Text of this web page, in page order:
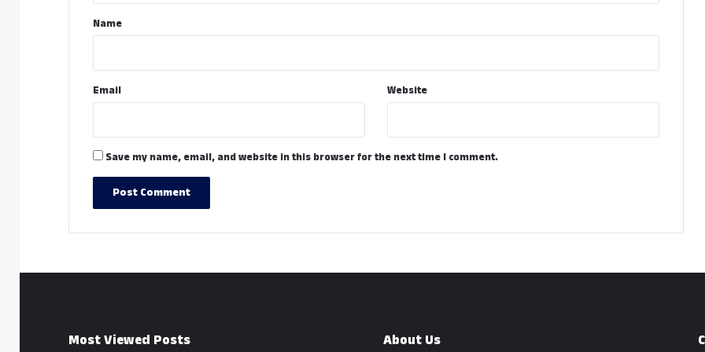
*Name
Email Website
Save my name, email, and website in this browser for the next time I comment.
Most Viewed Posts About Us